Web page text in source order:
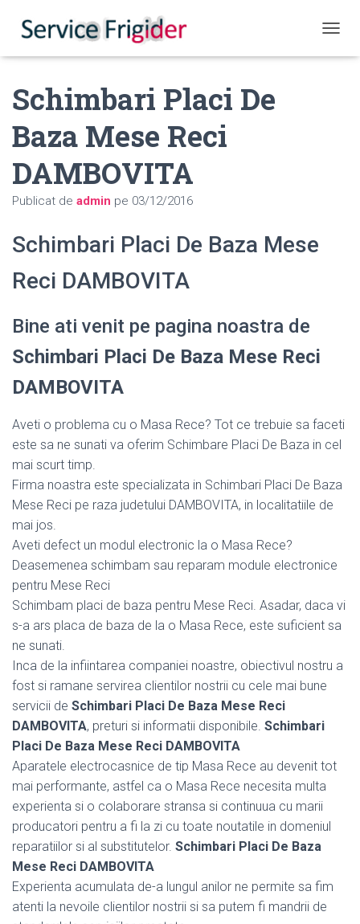
Schimbari Placi De
Baza Mese Reci
DAMBOVITA
Publicat de admin pe 03/12/2016
Schimbari Placi De Baza Mese
Reci DAMBOVITA
Bine ati venit pe pagina noastra de
Schimbari Placi De Baza Mese Reci
DAMBOVITA
Aveti o problema cu o Masa Rece? Tot ce trebuie sa faceti
este sa ne sunati va oferim Schimbare Placi De Baza in cel
mai scurt timp.
Firma noastra este specializata in Schimbari Placi De Baza
Mese Reci pe raza judetului DAMBOVITA, in localitatiile de
mai jos.
Aveti defect un modul electronic la o Masa Rece?
Deasemenea schimbam sau reparam module electronice
pentru Mese Reci
Schimbam placi de baza pentru Mese Reci. Asadar, daca vi
s-a ars placa de baza de la o Masa Rece, este suficient sa
ne sunati.
Inca de la infiintarea companiei noastre, obiectivul nostru a
fost si ramane servirea clientilor nostrii cu cele mai bune
servicii de Schimbari Placi De Baza Mese Reci
DAMBOVITA, preturi si informatii disponibile. Schimbari
Placi De Baza Mese Reci DAMBOVITA
Aparatele electrocasnice de tip Masa Rece au devenit tot
mai performante, astfel ca o Masa Rece necesita multa
experienta si o colaborare stransa si continuua cu marii
producatori pentru a fi la zi cu toate noutatile in domeniul
reparatiilor si al substitutelor. Schimbari Placi De Baza
Mese Reci DAMBOVITA
Experienta acumulata de-a lungul anilor ne permite sa fim
atenti la nevoile clientilor nostrii si sa putem fi mandrii de